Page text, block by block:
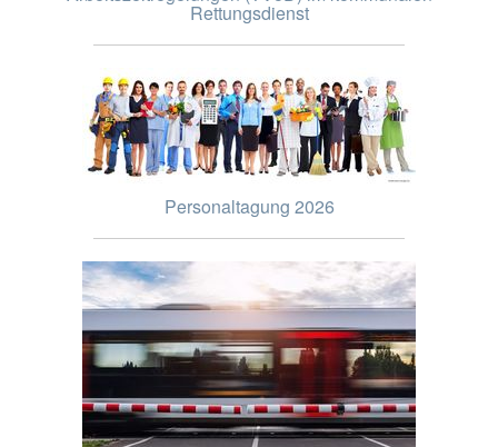
Rettungsdienst
Personaltagung 2026